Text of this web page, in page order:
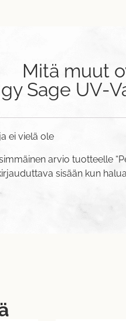
Mitä muut
Sage UV-
ei vielä ole
arvio tuotteelle
sisään kun